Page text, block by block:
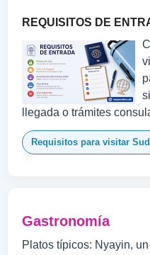
REQUISITOS DE
llegada o trámites
Requisitos para visitar
Gastronomía
Platos típicos: Nyayin,